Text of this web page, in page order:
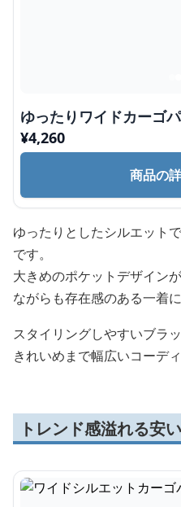
ゆったりワイドカーゴ
¥4,260
商品の
ゆったりとしたシルエット
です。
大きめのポケットデザイン
ながらも存在感のある一着
スタイリングしやすいブラ
きれいめまで幅広いコーデ
トレンド感溢れる安